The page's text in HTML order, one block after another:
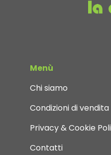
Menù
Chi siamo
Condizioni di vendita
Privacy & Cookie
Contatti